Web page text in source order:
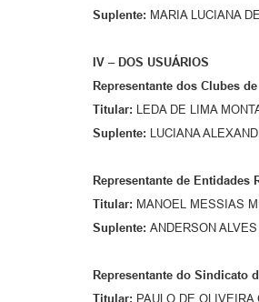
Suplente: MARIA LUCIANA
IV – DOS USUÁRIOS
Representante dos Clubes
Titular: LEDA DE LIMA
Suplente: LUCIANA
Representante de Entidades
Titular: MANOEL MESSIAS
Suplente: ANDERSON
Representante do Sindicato
Titular: PAULO DE OLIVEIRA